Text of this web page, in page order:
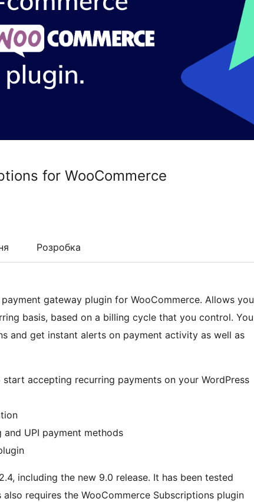
for WooCommerce
Розробка
gateway plugin for WooCommerce. Allows you
basis, based on a billing cycle that you control. You
and get instant alerts on payment activity as well as
accepting recurring payments on your WordPress
UPI payment methods
including the new 9.0 release. It has been tested
also requires the WooCommerce Subscriptions plugin